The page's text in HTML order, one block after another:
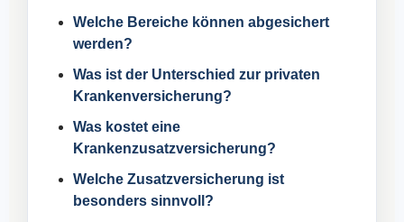
Welche Bereiche können abgesichert
werden?
Was ist der Unterschied zur privaten
Krankenversicherung?
Was kostet eine
Krankenzusatzversicherung?
Welche Zusatzversicherung ist
besonders sinnvoll?